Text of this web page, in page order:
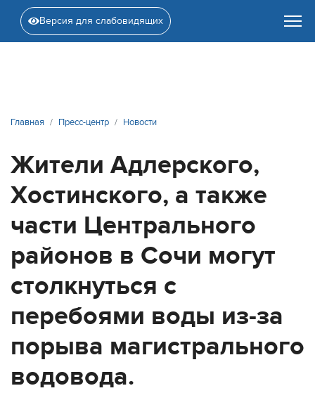
Версия для слабовидящих
Главная Пресс-центр Новости
Жители Адлерского,
Хостинского, а также
части Центрального
районов в Сочи могут
столкнуться с
перебоями воды из-за
порыва магистрального
водовода.